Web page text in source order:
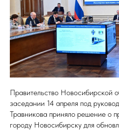
Правительство Новосибирской
заседании 14 апреля под
Травникова приняло решение о
городу Новосибирску для